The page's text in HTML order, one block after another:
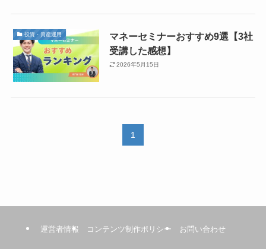
投資・資産運用
マネーセミナーおすすめ9選【3社
受講した感想】
2026年5月15日
1
運営者情報 コンテンツ制作ポリシー お問い合わせ